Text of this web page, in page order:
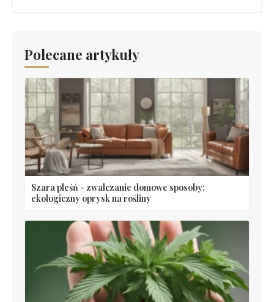
Polecane artykuły
Szara pleśń - zwalczanie domowe sposoby:
ekologiczny oprysk na rośliny